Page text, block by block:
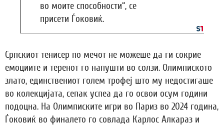
во моите способности“, се
присети Ѓоковиќ.
Српскиот тенисер по мечот не можеше да ги сокрие
емоциите и теренот го напушти во солзи. Олимпиското
злато, единствениот голем трофеј што му недостигаше
во колекцијата, сепак успеа да го освои осум години
подоцна. На Олимписките игри во Париз во 2024 година,
Ѓоковиќ во финалето го совлада Карлос Алкараз и